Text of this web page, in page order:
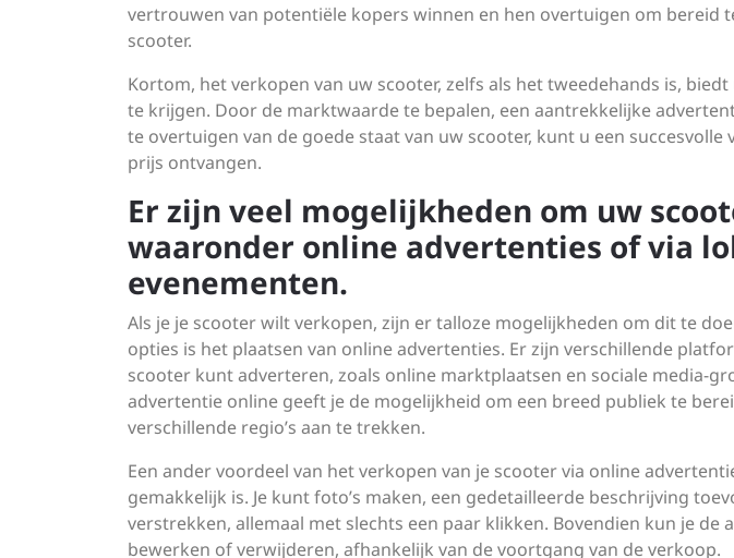
vertrouwen van potentiële kopers winnen en hen overtuigen om bereid
scooter.
Kortom, het verkopen van uw scooter, zelfs als het tweedehands is,
te krijgen. Door de marktwaarde te bepalen, een aantrekkelijke
te overtuigen van de goede staat van uw scooter, kunt u een
prijs ontvangen.
Er zijn veel mogelijkheden om uw
waaronder online advertenties of via
evenementen.
Als je je scooter wilt verkopen, zijn er talloze mogelijkheden om dit te
opties is het plaatsen van online advertenties. Er zijn verschillende
scooter kunt adverteren, zoals online marktplaatsen en sociale media-
advertentie online geeft je de mogelijkheid om een breed publiek te
verschillende regio’s aan te trekken.
Een ander voordeel van het verkopen van je scooter via online
gemakkelijk is. Je kunt foto’s maken, een gedetailleerde beschrijving
verstrekken, allemaal met slechts een paar klikken. Bovendien kun je
bewerken of verwijderen, afhankelijk van de voortgang van de verkoop.